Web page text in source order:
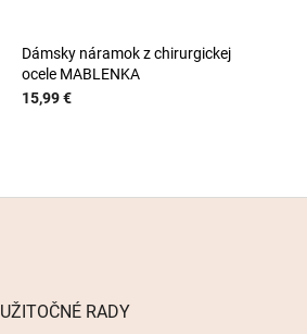
Dámsky náramok z chirurgickej
ocele MABLENKA
15,99 €
UŽITOČNÉ RADY